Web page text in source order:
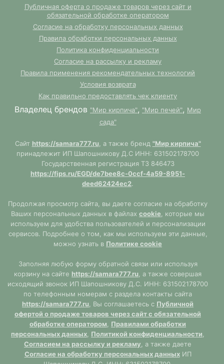
Публичная оферта о продаже товаров через сайт и
обязательной обработке оператором
Согласие на обработку персональных данных
Правила обработки персональных данных
Политика конфиденциальности
Согласие на рассылку и рекламу
Правила применения рекомендательных технологий
Условия возврата
Как правильно предоставлять чек клиенту
Владелец брендов "Мир кирпича", "Мир печей", Мир
сада"
Сайт https://samara777.ru, а также бренд "Мир кирпича"
принадлежит ИП Шапошникову Д.С ИНН: 631502178700
Государственная регистрация ТЗ 846473
https://fips.ru/EGD/de7bee8c-0ccf-4a59-8951-
deed62424ec2.
Продолжая просмотр сайта, вы даете согласие на обработку
Ваших персональных данных в файлах cookie , которые мы
используем для удобства пользователей и персонализации
сервисов. Подробнее о том, как мы используем эти данные,
можно узнать в Политике cookie
Заполняя любую форму обратной связи или используя
корзину на сайте https://samara777.ru , а также совершая
исходящий звонок ИП Шапошникову Д.С. ИНН: 631502178700
по телефонным номерам с раздела контакты сайта
https://samara777.ru , Вы соглашаетесь с Публичной
офертой о продаже товаров через сайт с обязательной
обработке оператором
Правилами обработки
персональных данных Политикой конфиденциальности
Согласием на рассылку и рекламу , а также даете
Согласие на обработку персональных данныхИП